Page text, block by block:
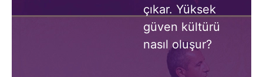
çıkar. Yüksek
güven kültürü
nasıl oluşur?